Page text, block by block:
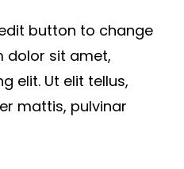
button to change
dolor sit amet,
elit. Ut elit tellus,
mattis, pulvinar